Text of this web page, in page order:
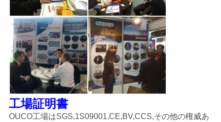
工場証明書
OUCO工場はSGS,1S09001,CE,BV,CCS,その他の権威あ